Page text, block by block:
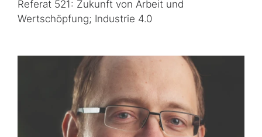
Referat 521: Zukunft von Arbeit und
Wertschöpfung; Industrie 4.0